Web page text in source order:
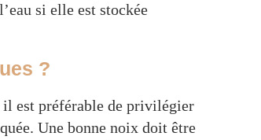
si elle est stockée
?
il est préférable de privilégier
Une bonne noix doit être